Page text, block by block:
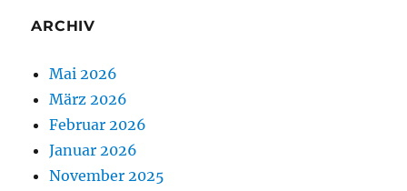
ARCHIV
Mai 2026
März 2026
Februar 2026
Januar 2026
November 2025